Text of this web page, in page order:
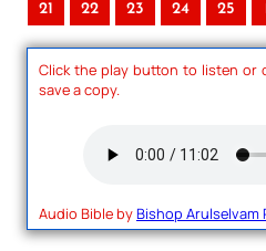
21 22 23 24 25
Click the play button to listen or
save a copy.
Audio Bible byBishop Arulselvam